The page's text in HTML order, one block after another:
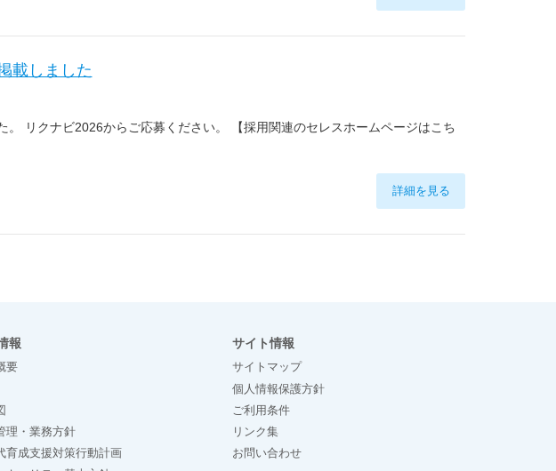
載しました
リクナビ2026からご応募ください。 【採用関連のセレスホームページはこち
詳細を見る
報
要
理・業務方針
育成支援対策行動計画
サイト情報
サイトマップ
個人情報保護方針
ご利用条件
リンク集
お問い合わせ